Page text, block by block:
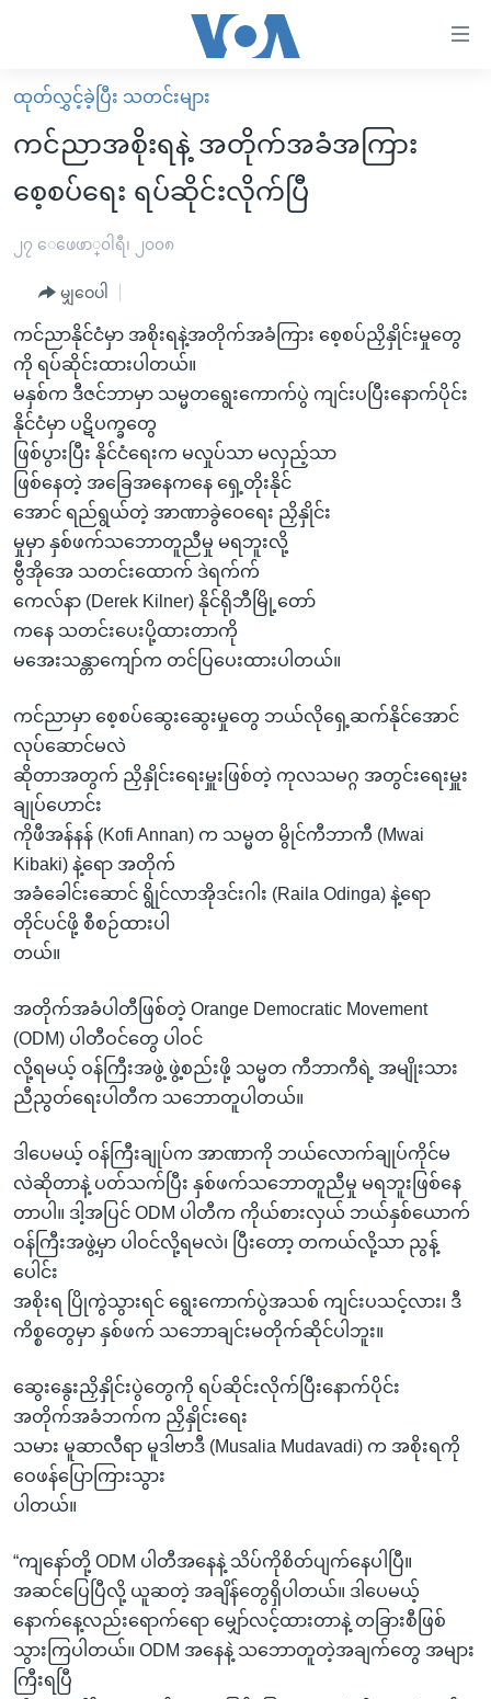
လွယ်ကူ
စေ
Link
များ
အကြောင်းအရာ
ကျော်
ကြည့်
ရန်
ပင်မ
အ
စာမျက်နှာ
သို့
ရှာဖွေ
နေရာ
ကျော်
မူလစာမျက်နှာ
မြန်မာ
ကမ္ဘာ့သတင်းများ
အစ္စရေး-ပါလက်စတိုင်း
ရပ်ဝန်းတခု လမ်းတခု အလွန်
အင်္ဂလိပ်စာလေ့လာမယ်
အမေရိကန်သုံးအီဒီယံ
မကြေးမုံရဲ့ အင်္ဂလိပ်စာ
ရုပ်ရှင်ထဲက အင်္ဂလိပ်စာ
သုတပဒေသာ အင်္ဂလိပ်စာ
အပတ်စဉ်ကဏ္ဍများ
ရေဒီယို
တီဗွီ
ရေဒီယိုနှင့်ရုပ်သံ အချက်အလက်များ
ရေဒီယို/တီဗွီအစီအစဉ်
Learning English
ဗွီအိုအေ လူမှုကွန်ယက်များ
ထုတ်လွှင့်ခဲ့ပြီး သတင်းများ
ကင်ညာအစိုးရနဲ့ အတိုက်အခံအကြား
စေ့စပ်ရေး ရပ်ဆိုင်းလိုက်ပြီ
၂၇ ေဖေဖာ္၀ါရီ၊ ၂၀၀၈
မျှဝေပါ
ကင်ညာနိုင်ငံမှာ အစိုးရနဲ့အတိုက်အခံကြား စေ့စပ်ညှိနှိုင်းမှုတွေ
ကို ရပ်ဆိုင်းထားပါတယ်။
မနှစ်က ဒီဇင်ဘာမှာ သမ္မတရွေးကောက်ပွဲ ကျင်းပပြီးနောက်ပိုင်း
နိုင်ငံမှာ ပဋိပက္ခတွေ
ဖြစ်ပွားပြီး နိုင်ငံရေးက မလှုပ်သာ မလှည့်သာ
ဖြစ်နေတဲ့ အခြေအနေကနေ ရှေ့တိုးနိုင်
အောင် ရည်ရွယ်တဲ့ အာဏာခွဲဝေရေး ညှိနှိုင်း
မှုမှာ နှစ်ဖက်သဘောတူညီမှု မရဘူးလို့
ဗွီအိုအေ သတင်းထောက် ဒဲရက်က်
ကေလ်နာ (Derek Kilner) နိုင်ရိုဘီမြို့တော်
ကနေ သတင်းပေးပို့ထားတာကို
မအေးသန္တာကျော်က တင်ပြပေးထားပါတယ်။
ကင်ညာမှာ စေ့စပ်ဆွေးဆွေးမှုတွေ ဘယ်လိုရှေ့ဆက်နိုင်အောင်
လုပ်ဆောင်မလဲ
ဆိုတာအတွက် ညှိနှိုင်းရေးမှူးဖြစ်တဲ့ ကုလသမဂ္ဂ အတွင်းရေးမှူး
ချုပ်ဟောင်း
ကိုဖီအန်နန် (Kofi Annan) က သမ္မတ မွိုင်ကီဘာကီ (Mwai
Kibaki) နဲ့ရော အတိုက်
အခံခေါင်းဆောင် ရွိုင်လာအိုဒင်းဂါး (Raila Odinga) နဲ့ရော
တိုင်ပင်ဖို့ စီစဉ်ထားပါ
တယ်။
အတိုက်အခံပါတီဖြစ်တဲ့ Orange Democratic Movement
(ODM) ပါတီဝင်တွေ ပါဝင်
လို့ရမယ့် ဝန်ကြီးအဖွဲ့ ဖွဲ့စည်းဖို့ သမ္မတ ကီဘာကီရဲ့ အမျိုးသား
ညီညွတ်ရေးပါတီက သဘောတူပါတယ်။
ဒါပေမယ့် ဝန်ကြီးချုပ်က အာဏာကို ဘယ်လောက်ချုပ်ကိုင်မ
လဲဆိုတာနဲ့ ပတ်သက်ပြီး နှစ်ဖက်သဘောတူညီမှု မရဘူးဖြစ်နေ
တာပါ။ ဒါ့အပြင် ODM ပါတီက ကိုယ်စားလှယ် ဘယ်နှစ်ယောက်
ဝန်ကြီးအဖွဲ့မှာ ပါဝင်လို့ရမလဲ၊ ပြီးတော့ တကယ်လို့သာ ညွန့်
ပေါင်း
အစိုးရ ပြိုကွဲသွားရင် ရွေးကောက်ပွဲအသစ် ကျင်းပသင့်လား၊ ဒီ
ကိစ္စတွေမှာ နှစ်ဖက် သဘောချင်းမတိုက်ဆိုင်ပါဘူး။
ဆွေးနွေးညှိနှိုင်းပွဲတွေကို ရပ်ဆိုင်းလိုက်ပြီးနောက်ပိုင်း
အတိုက်အခံဘက်က ညှိနှိုင်းရေး
သမား မူဆာလီရာ မူဒါဗာဒီ (Musalia Mudavadi) က အစိုးရကို
ဝေဖန်ပြောကြားသွား
ပါတယ်။
“ကျနော်တို့ ODM ပါတီအနေနဲ့ သိပ်ကိုစိတ်ပျက်နေပါပြီ။
အဆင်ပြေပြီလို့ ယူဆတဲ့ အချိန်တွေရှိပါတယ်။ ဒါပေမယ့်
နောက်နေ့လည်းရောက်ရော မျှော်လင့်ထားတာနဲ့ တခြားစီဖြစ်
သွားကြပါတယ်။ ODM အနေနဲ့ သဘောတူတဲ့အချက်တွေ အများ
ကြီးရပြီ